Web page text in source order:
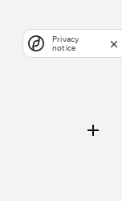
Privacy
notice